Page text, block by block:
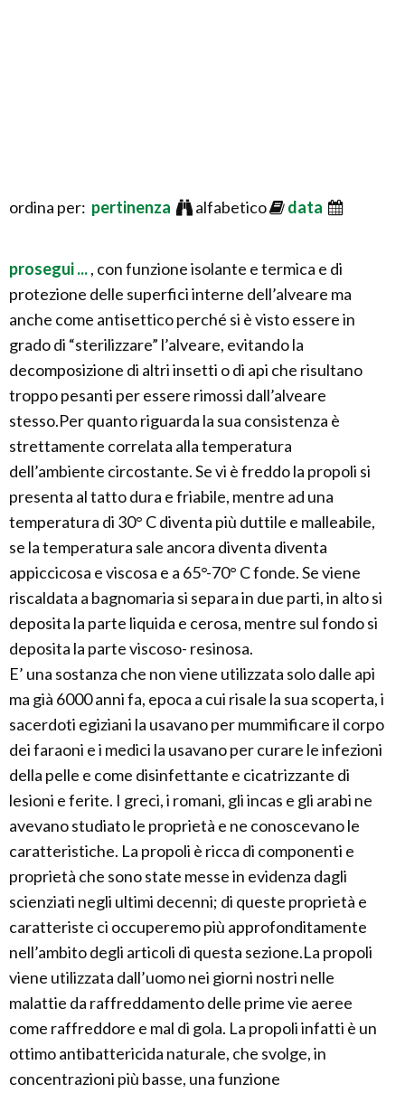
ordina per: pertinenza alfabetico data
prosegui ..., con funzione isolante e termica e di
protezione delle superfici interne dell’alveare ma
anche come antisettico perché si è visto essere in
grado di “sterilizzare” l’alveare, evitando la
decomposizione di altri insetti o di api che risultano
troppo pesanti per essere rimossi dall’alveare
stesso.Per quanto riguarda la sua consistenza è
strettamente correlata alla temperatura
dell’ambiente circostante. Se vi è freddo la propoli si
presenta al tatto dura e friabile, mentre ad una
temperatura di 30° C diventa più duttile e malleabile,
se la temperatura sale ancora diventa diventa
appiccicosa e viscosa e a 65°-70° C fonde. Se viene
riscaldata a bagnomaria si separa in due parti, in alto si
deposita la parte liquida e cerosa, mentre sul fondo si
deposita la parte viscoso- resinosa.
E’ una sostanza che non viene utilizzata solo dalle api
ma già 6000 anni fa, epoca a cui risale la sua scoperta, i
sacerdoti egiziani la usavano per mummificare il corpo
dei faraoni e i medici la usavano per curare le infezioni
della pelle e come disinfettante e cicatrizzante di
lesioni e ferite. I greci, i romani, gli incas e gli arabi ne
avevano studiato le proprietà e ne conoscevano le
caratteristiche. La propoli è ricca di componenti e
proprietà che sono state messe in evidenza dagli
scienziati negli ultimi decenni; di queste proprietà e
caratteriste ci occuperemo più approfonditamente
nell’ambito degli articoli di questa sezione.La propoli
viene utilizzata dall’uomo nei giorni nostri nelle
malattie da raffreddamento delle prime vie aeree
come raffreddore e mal di gola. La propoli infatti è un
ottimo antibattericida naturale, che svolge, in
concentrazioni più basse, una funzione